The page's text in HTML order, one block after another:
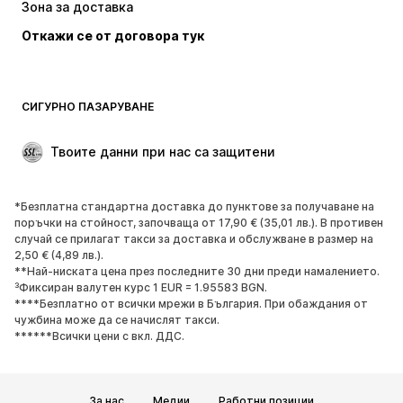
Зона за доставка
Откажи се от договора тук
СИГУРНО ПАЗАРУВАНЕ
Твоите данни при нас са защитени
*Безплатна стандартна доставка до пунктове за получаване на
поръчки на стойност, започваща от 17,90 € (35,01 лв.). В противен
случай се прилагат такси за доставка и обслужване в размер на
2,50 € (4,89 лв.).
**Най-ниската цена през последните 30 дни преди намалението.
³Фиксиран валутен курс 1 EUR = 1.95583 BGN.
****Безплатно от всички мрежи в България. При обаждания от
чужбина може да се начислят такси.
******Всички цени с вкл. ДДС.